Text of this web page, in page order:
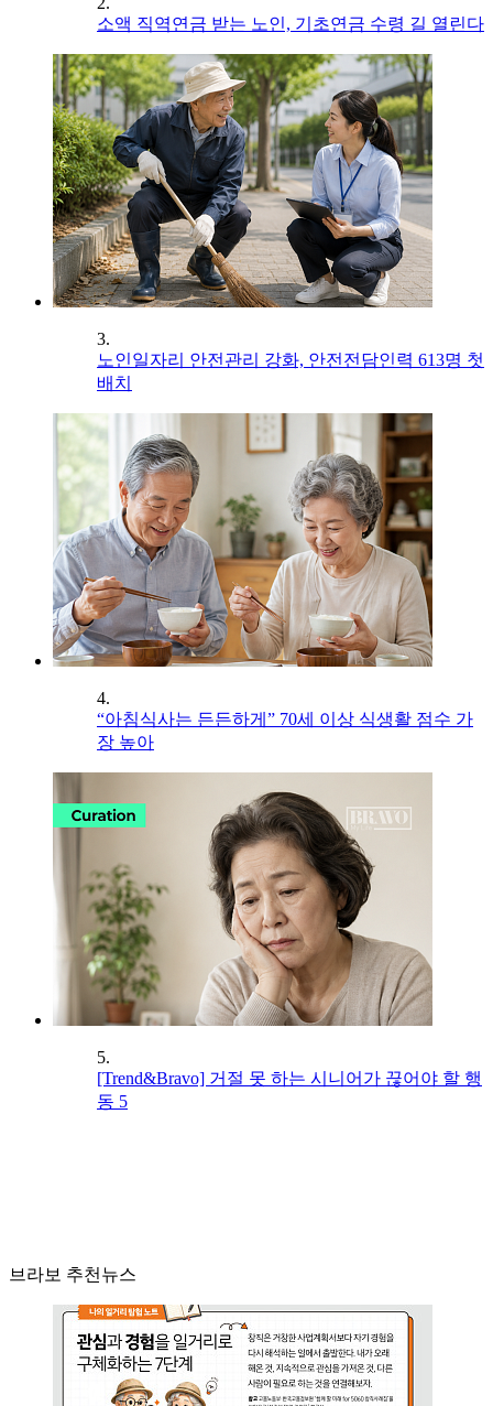
소액 직역연금 받는 노인, 기초연금 수령 길 열린다
3.
노인일자리 안전관리 강화, 안전전담인력 613명 첫
배치
4.
“아침식사는 든든하게” 70세 이상 식생활 점수 가
장 높아
5.
[Trend&Bravo] 거절 못 하는 시니어가 끊어야 할 행
동 5
브라보 추천뉴스